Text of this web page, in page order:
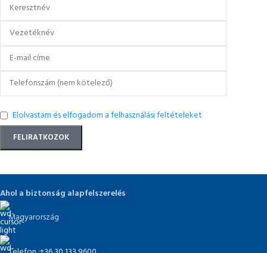
Elolvastam és elfogadom a felhasználási feltételeket
Ahol a biztonság alapfelszerelés
Magyarország